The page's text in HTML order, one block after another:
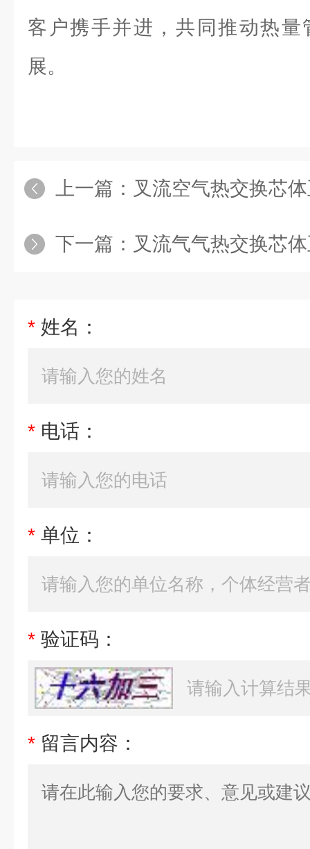
客户携手并进，共同推动热
展。
上一篇： 叉流空气热交换芯
下一篇： 叉流气气热交换芯
* 姓名：
* 电话：
* 单位：
* 验证码：
* 留言内容：